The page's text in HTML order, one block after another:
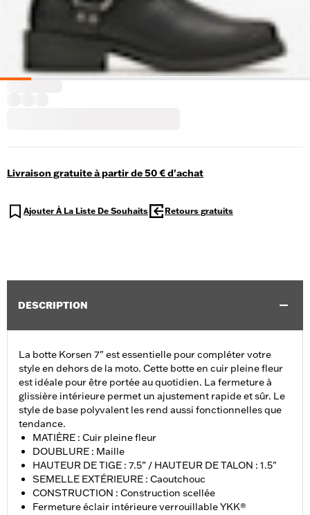
Livraison gratuite à partir de 50 € d'achat
Ajouter À La Liste De Souhaits Retours gratuits
DESCRIPTION
La botte Korsen 7" est essentielle pour compléter votre
style en dehors de la moto. Cette botte en cuir pleine fleur
est idéale pour être portée au quotidien. La fermeture à
glissière intérieure permet un ajustement rapide et sûr. Le
style de base polyvalent les rend aussi fonctionnelles que
tendance.
MATIÈRE : Cuir pleine fleur
DOUBLURE : Maille
HAUTEUR DE TIGE : 7.5” / HAUTEUR DE TALON : 1.5"
SEMELLE EXTÉRIEURE : Caoutchouc
CONSTRUCTION : Construction scellée
Fermeture éclair intérieure verrouillable YKK®